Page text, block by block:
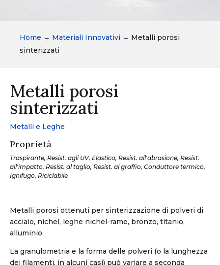
Home → Materiali Innovativi → Metalli porosi
sinterizzati
Metalli porosi
sinterizzati
Metalli e Leghe
Proprietà
Traspirante, Resist. agli UV, Elastico, Resist. all'abrasione, Resist.
all'impatto, Resist. al taglio, Resist. al graffio, Conduttore termico,
Ignifugo, Riciclabile
Metalli porosi ottenuti per sinterizzazione di polveri di
acciaio, nichel, leghe nichel-rame, bronzo, titanio,
alluminio.
La granulometria e la forma delle polveri (o la lunghezza
dei filamenti, in alcuni casi) può variare a seconda